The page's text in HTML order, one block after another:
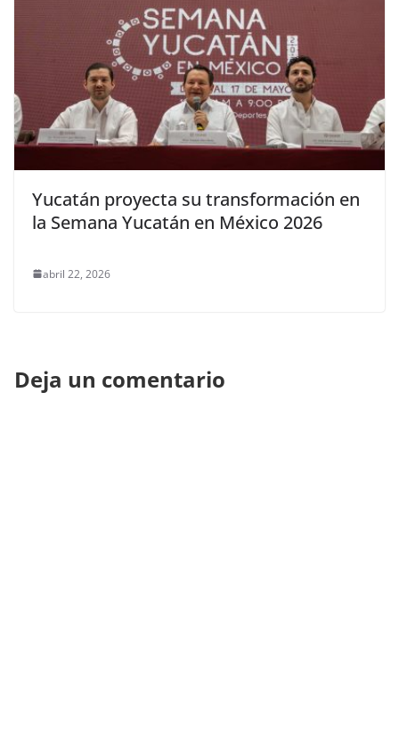
Yucatán proyecta su transformación en
la Semana Yucatán en México 2026
abril 22, 2026
Deja un comentario